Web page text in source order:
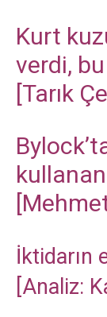
Kurt
verdi,
[Tarık
[Mehmet
İktidarın
[Analiz: